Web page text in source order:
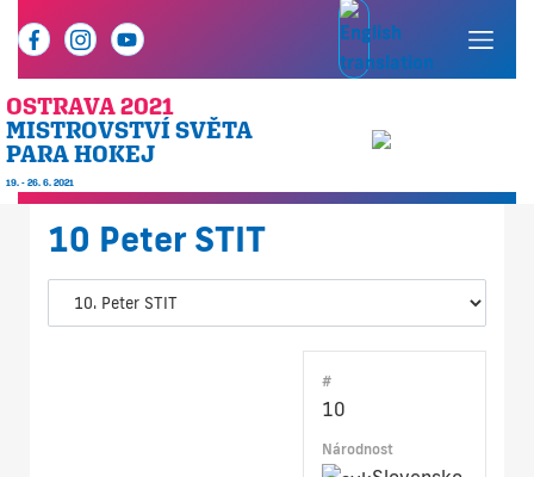
OSTRAVA 2021
MISTROVSTVÍ SVĚTA
PARA HOKEJ
19. - 26. 6. 2021
10 Peter STIT
#
10
Národnost